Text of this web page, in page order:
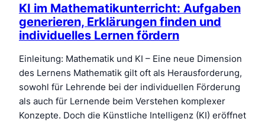
KI im Mathematikunterricht: Aufgaben
generieren, Erklärungen finden und
individuelles Lernen fördern
Einleitung: Mathematik und KI – Eine neue Dimension
des Lernens Mathematik gilt oft als Herausforderung,
sowohl für Lehrende bei der individuellen Förderung
als auch für Lernende beim Verstehen komplexer
Konzepte. Doch die Künstliche Intelligenz (KI) eröffnet